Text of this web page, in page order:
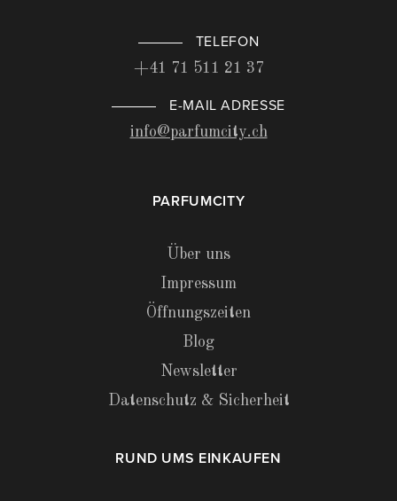
TELEFON
+41 71 511 21 37
E-MAIL ADRESSE
info@parfumcity.ch
PARFUMCITY
Über uns
Impressum
Öffnungszeiten
Blog
Newsletter
Datenschutz & Sicherheit
RUND UMS EINKAUFEN